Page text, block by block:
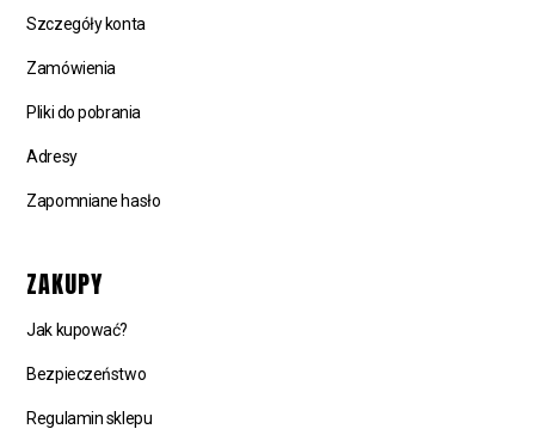
Szczegóły konta
Zamówienia
Pliki do pobrania
Adresy
Zapomniane hasło
ZAKUPY
Jak kupować?
Bezpieczeństwo
Regulamin sklepu